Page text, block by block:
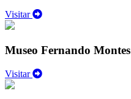
Visitar
Museo Fernando Montes
Visitar